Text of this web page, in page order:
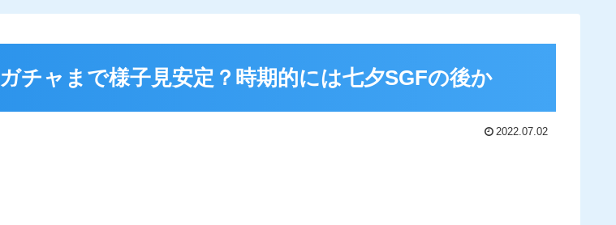
チャまで様子見安定？時期的には七夕SGFの後か
2022.07.02